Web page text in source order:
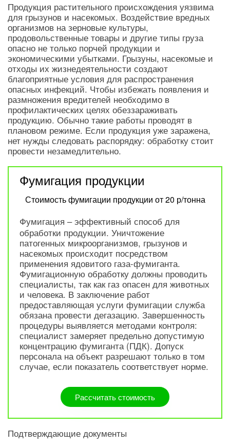
Продукция растительного происхождения уязвима
для грызунов и насекомых. Воздействие вредных
организмов на зерновые культуры,
продовольственные товары и другие типы груза
опасно не только порчей продукции и
экономическими убытками. Грызуны, насекомые и
отходы их жизнедеятельности создают
благоприятные условия для распространения
опасных инфекций. Чтобы избежать появления и
размножения вредителей необходимо в
профилактических целях обеззараживать
продукцию. Обычно такие работы проводят в
плановом режиме. Если продукция уже заражена,
нет нужды следовать распорядку: обработку стоит
провести незамедлительно.
Фумигация продукции
Стоимость фумигации продукции от 20 р/тонна
Фумигация – эффективный способ для
обработки продукции. Уничтожение
патогенных микроорганизмов, грызунов и
насекомых происходит посредством
применения ядовитого газа-фумиганта.
Фумигационную обработку должны проводить
специалисты, так как газ опасен для животных
и человека. В заключение работ
предоставляющая услуги фумигации служба
обязана провести дегазацию. Завершенность
процедуры выявляется методами контроля:
специалист замеряет предельно допустимую
концентрацию фумиганта (ПДК). Допуск
персонала на объект разрешают только в том
случае, если показатель соответствует норме.
Рассчитать стоимость
Подтверждающие документы